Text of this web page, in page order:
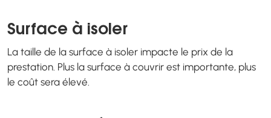
Surface à isoler
La taille de la surface à isoler impacte le prix de la
prestation. Plus la surface à couvrir est importante, plus
le coût sera élevé.